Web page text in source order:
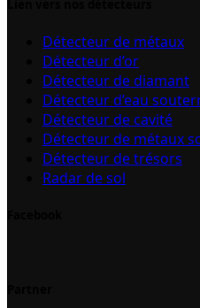
Détecteur de métaux
Détecteur d’or
Détecteur de diamant
Détecteur d’eau
Détecteur de cavité
Détecteur de métaux
Détecteur de trésors
Radar de sol